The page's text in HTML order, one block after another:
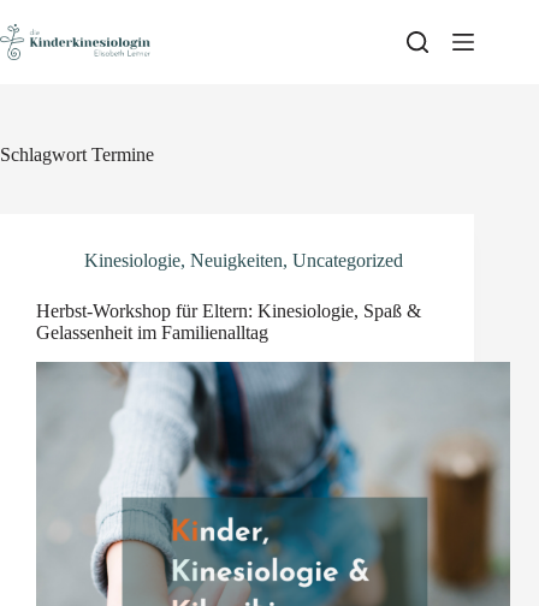
to
content
Schlagwort Termine
Kinesiologie, Neuigkeiten, Uncategorized
Herbst-Workshop für Eltern: Kinesiologie, Spaß &
Gelassenheit im Familienalltag